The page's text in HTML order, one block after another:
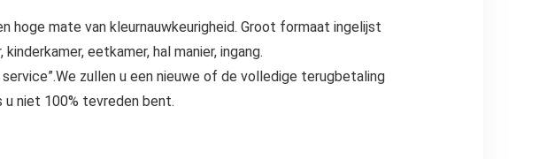
hoge mate van kleurnauwkeurigheid. Groot formaat ingelijst
eetkamer, hal manier, ingang.
zullen u een nieuwe of de volledige terugbetaling
niet 100% tevreden bent.